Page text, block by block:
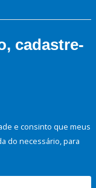
cadastre-
e consinto que meus
do necessário, para